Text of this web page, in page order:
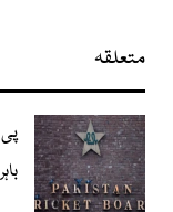
متعلقہ